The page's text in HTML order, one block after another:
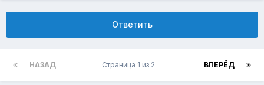
Ответить
НАЗАД ВПЕРЁД
Страница 1 из 2